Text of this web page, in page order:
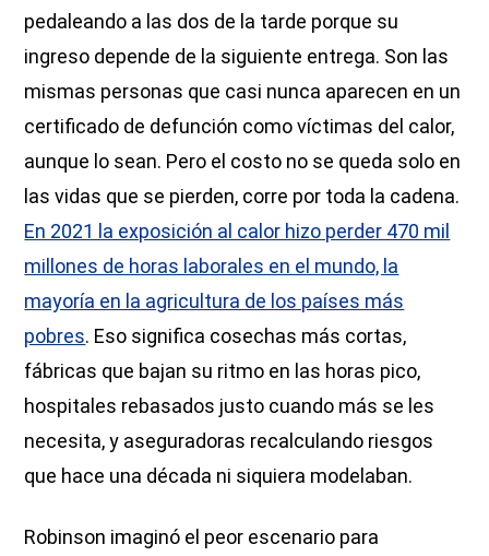
pedaleando a las dos de la tarde porque su
ingreso depende de la siguiente entrega. Son las
mismas personas que casi nunca aparecen en un
certificado de defunción como víctimas del calor,
aunque lo sean. Pero el costo no se queda solo en
las vidas que se pierden, corre por toda la cadena.
En 2021 la exposición al calor hizo perder 470 mil
millones de horas laborales en el mundo, la
mayoría en la agricultura de los países más
pobres. Eso significa cosechas más cortas,
fábricas que bajan su ritmo en las horas pico,
hospitales rebasados justo cuando más se les
necesita, y aseguradoras recalculando riesgos
que hace una década ni siquiera modelaban.
Robinson imaginó el peor escenario para